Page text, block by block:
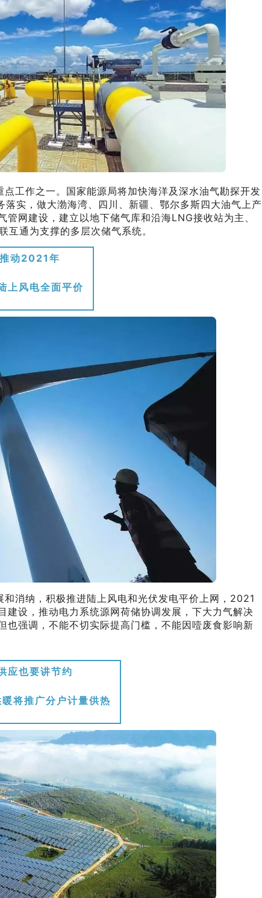
作之一。国家能源局将加快海洋及深水油气勘探开发
实，做大渤海湾、四川、新疆、鄂尔多斯四大油气上产
网建设，建立以地下储气库和沿海LNG接收站为主、
通为支撑的多层次储气系统。
推动2021年
上风电全面平价
纳，积极推进陆上风电和光伏发电平价上网，2021
设，推动电力系统源网荷储协调发展，下大力气解决
强调，不能不切实际提高门槛，不能因噎废食影响新
应也要讲节约
将推广分户计量供热